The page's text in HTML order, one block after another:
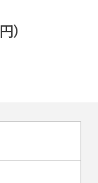
円）